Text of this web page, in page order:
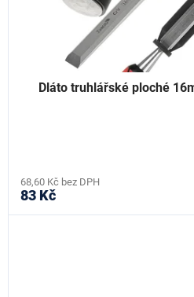
Dláto truhlářské ploché
68,60 Kč bez DPH
83 Kč